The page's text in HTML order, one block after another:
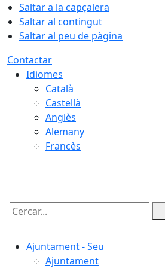
Saltar a la capçalera
Saltar al contingut
Saltar al peu de pàgina
Contactar
Idiomes
Català
Castellà
Anglès
Alemany
Francès
Cercar:
Ajuntament - Seu
Ajuntament